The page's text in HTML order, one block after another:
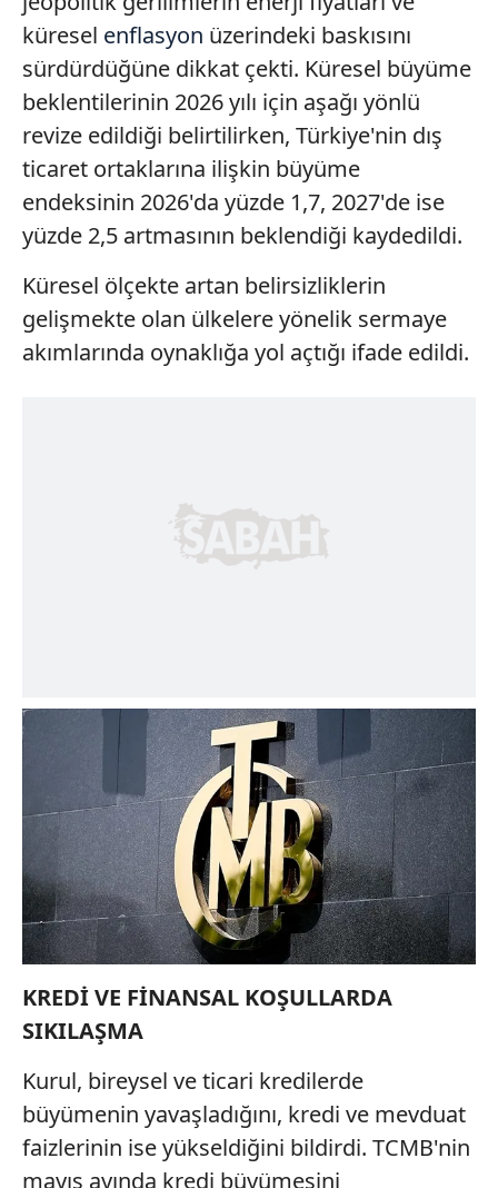
küresel enflasyon üzerindeki baskısını
sürdürdüğüne dikkat çekti. Küresel büyüme
beklentilerinin 2026 yılı için aşağı yönlü
revize edildiği belirtilirken, Türkiye'nin dış
ticaret ortaklarına ilişkin büyüme
endeksinin 2026'da yüzde 1,7, 2027'de ise
yüzde 2,5 artmasının beklendiği kaydedildi.
Küresel ölçekte artan belirsizliklerin
gelişmekte olan ülkelere yönelik sermaye
akımlarında oynaklığa yol açtığı ifade edildi.
KREDİ VE FİNANSAL KOŞULLARDA
SIKILAŞMA
Kurul, bireysel ve ticari kredilerde
büyümenin yavaşladığını, kredi ve mevduat
faizlerinin ise yükseldiğini bildirdi. TCMB'nin
mayıs ayında kredi büyümesini